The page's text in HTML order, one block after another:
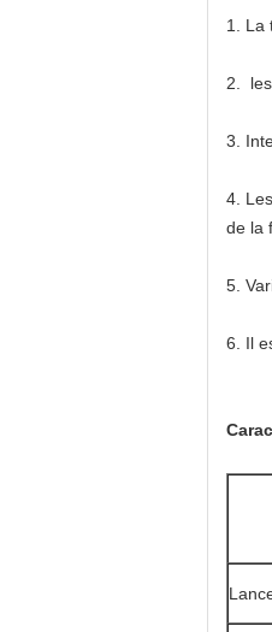
1. La
2.
3.
4.
de la
5.
6. Il